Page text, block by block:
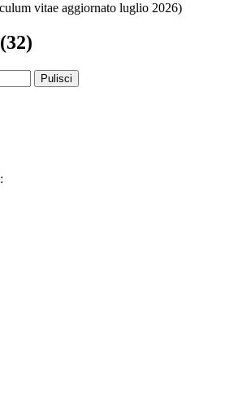
vitae aggiornato luglio 2026)
Pulisci